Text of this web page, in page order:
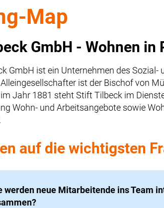
Map
GmbH - Wohnen in
GmbH ist ein Unternehmen des
ist der Bischof von
Jahr 1881 steht Stift Tilbeck im
Wohn- und Arbeitsangebote sowie
auf die wichtigsten
werden neue Mitarbeitende ins Team